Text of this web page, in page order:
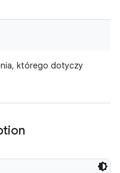
którego dotyczy